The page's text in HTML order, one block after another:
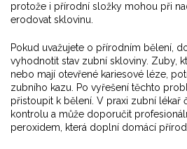
protože i přírodní složky mohou při
erodovat sklovinu.
Pokud uvažujete o přírodním bělení,
vyhodnotit stav zubní skloviny. Zuby,
nebo mají otevřené kariesové léze,
zubního kazu. Po vyřešení těchto
přistoupit k bělení. V praxi zubní lékař
kontrolu a může doporučit
peroxidem, která doplní domácí